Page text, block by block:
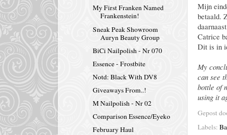
Mijn
betaald.
Catrice
Dit is in
My
can see
bottle of
using it
Gepost
Labels:
My First Franken Named
Frankenstein!
Sneak Peak Showroom
Auryn Beauty Group
BiCi Nailpolish - Nr 070
Essence - Frostbite
Notd: Black With DV8
Giveaways From..!
M Nailpolish - Nr 02
Comparison Essence/Eyeko
February Haul